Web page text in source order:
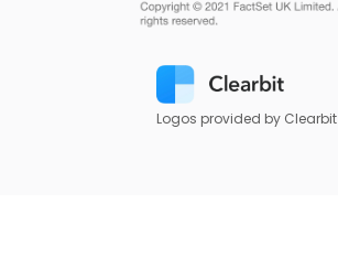
Logos provided by Clearbit